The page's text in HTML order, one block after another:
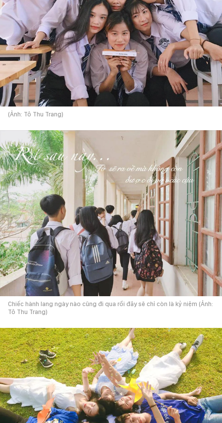
(Ảnh: Tô Thu Trang)
Chiếc hành lang ngày nào cũng đi qua rồi đây sẽ chỉ còn là kỷ niệm (Ảnh:
Tô Thu Trang)